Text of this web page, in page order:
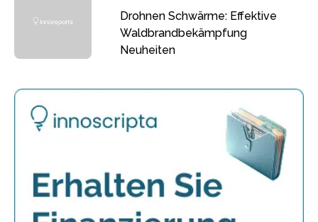
Drohnen Schwärme: Effektive
Waldbrandbekämpfung
Neuheiten